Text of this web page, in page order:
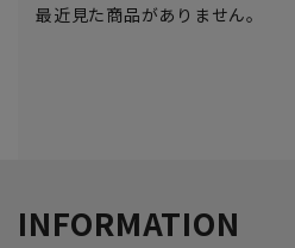
最近見た商品がありません。
INFORMATION